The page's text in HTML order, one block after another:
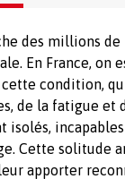
des millions de
En France, on
condition,
de la fatigue et
isolés,
Cette solitude
apporter